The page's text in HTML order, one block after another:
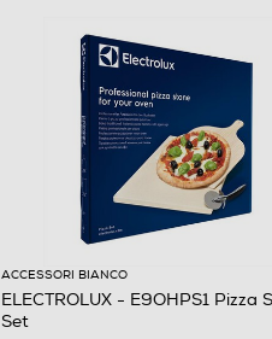
ACCESSORI BIANCO
ELECTROLUX - E9OHPS1 Pizza
Set